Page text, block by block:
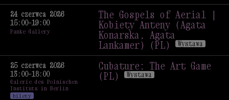
24 czerwca 2026
15:00–19:00
Panke Gallery
The Gospels of Aerial |
Kobiety Anteny (Agata
Konarska, Agata
Lankamer) (PL) Wystawa
The Gospels of Aerial |
Kobiety Anteny (Agata
Konarska, Agata
25 czerwca 2026
13:00–18:00
Galerie des Polnischen
Instituts in Berlin
bilety
Cubature: The Art Game
(PL) Wystawa